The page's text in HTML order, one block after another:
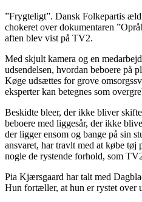
”Frygteligt”. Dansk Folkepartis
chokeret over dokumentaren
aften blev vist på TV2.
Med skjult kamera og en
udsendelsen, hvordan beboere på
Køge udsættes for grove
eksperter kan betegnes som
Beskidte bleer, der ikke bliver
beboere med liggesår, der ikke
der ligger ensom og bange på sin
ansvaret, har travlt med at købe tøj
nogle de rystende forhold, som
Pia Kjærsgaard har talt med
Hun fortæller, at hun er rystet over